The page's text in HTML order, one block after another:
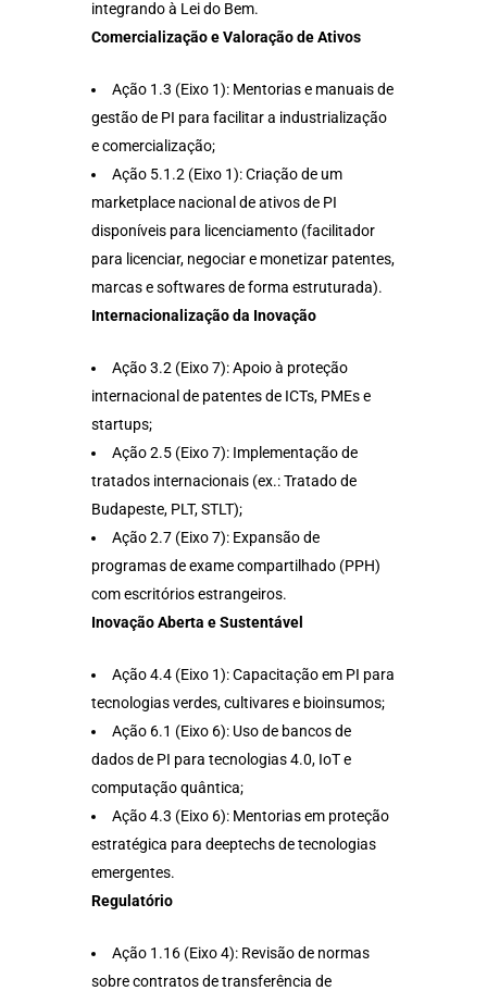
integrando à Lei do Bem.
Comercialização e Valoração de Ativos
Ação 1.3 (Eixo 1): Mentorias e manuais de
gestão de PI para facilitar a industrialização
e comercialização;
Ação 5.1.2 (Eixo 1): Criação de um
marketplace nacional de ativos de PI
disponíveis para licenciamento (facilitador
para licenciar, negociar e monetizar patentes,
marcas e softwares de forma estruturada).
Internacionalização da Inovação
Ação 3.2 (Eixo 7): Apoio à proteção
internacional de patentes de ICTs, PMEs e
startups;
Ação 2.5 (Eixo 7): Implementação de
tratados internacionais (ex.: Tratado de
Budapeste, PLT, STLT);
Ação 2.7 (Eixo 7): Expansão de
programas de exame compartilhado (PPH)
com escritórios estrangeiros.
Inovação Aberta e Sustentável
Ação 4.4 (Eixo 1): Capacitação em PI para
tecnologias verdes, cultivares e bioinsumos;
Ação 6.1 (Eixo 6): Uso de bancos de
dados de PI para tecnologias 4.0, IoT e
computação quântica;
Ação 4.3 (Eixo 6): Mentorias em proteção
estratégica para deeptechs de tecnologias
emergentes.
Regulatório
Ação 1.16 (Eixo 4): Revisão de normas
sobre contratos de transferência de